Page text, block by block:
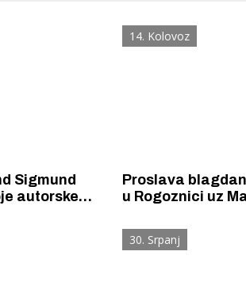
Sigmund
14. Kolovoz
Proslava
u Rogoznici uz
30. Srpanj